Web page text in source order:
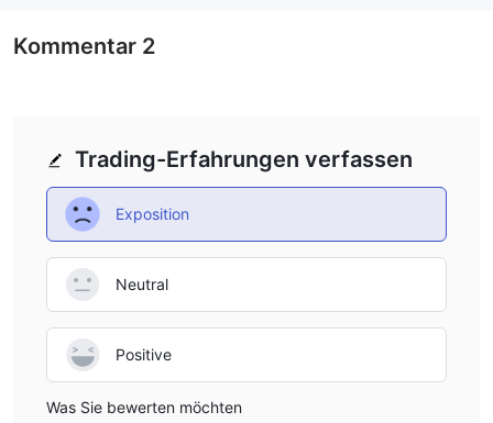
support@wifx.com und telefonisch unter +447770170000
.
Ist WIFX seriös?
WIFX gibt an, unter der Regulierung der FCA (Financial Conduct
Authority) mit der Lizenznummer 145829 zu operieren.
ist, was Fragen zur Seriosität und Zuverlässigkeit des
Unternehmens aufwirft.
Nachteile von WIFX
Trading-Erfahrungen verfassen
Exposition
Neutral
Positive
Was Sie bewerten möchten
Kommentar 2